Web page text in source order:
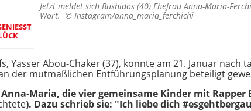
Jetzt meldet sich Bushidos (40) Ehefrau Anna-Maria-
Wort. © Instagram/anna_maria_ferchichi
"
Yasser Abou-Chaker (37), konnte am 21. Januar nach
der mutmaßlichen Entführungsplanung beteiligt
Maria, die vier gemeinsame Kinder mit Rapper
). Dazu schrieb sie: "Ich liebe dich